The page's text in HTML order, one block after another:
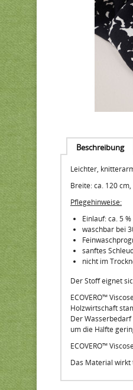
Beschreibung
Leichter,
Breite: ca. 120 cm,
Pflegehinweise:
Einlauf: ca. 5 %
waschbar bei
sanftes
nicht im
Der Stoff eignet
ECOVERO™
Holzwirtschaft
Der Wasserbedarf
um die Hälfte
ECOVERO™
Das Material